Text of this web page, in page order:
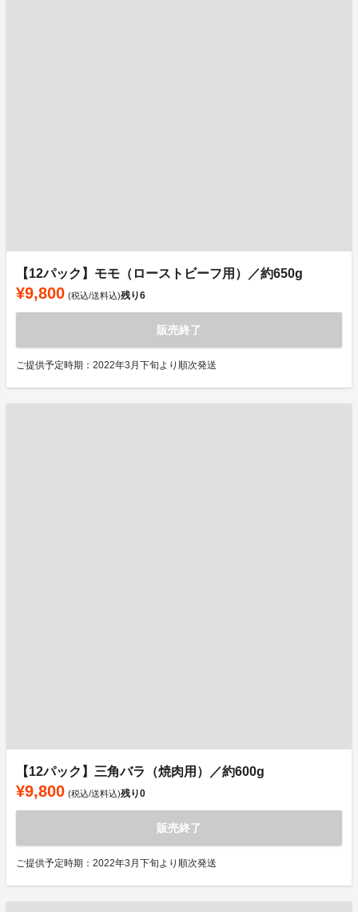
【12パック】モモ（ローストビーフ用）／約650g
¥9,800 (税込/送料込)残り6
販売終了
ご提供予定時期：2022年3月下旬より順次発送
【12パック】三角バラ（焼肉用）／約600g
¥9,800 (税込/送料込)残り0
販売終了
ご提供予定時期：2022年3月下旬より順次発送